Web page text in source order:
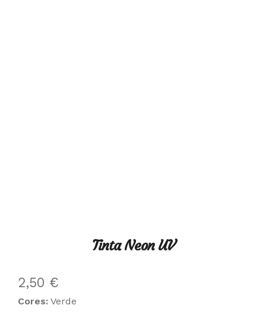
Tinta Neon UV
2,50 €
Cores: Verde